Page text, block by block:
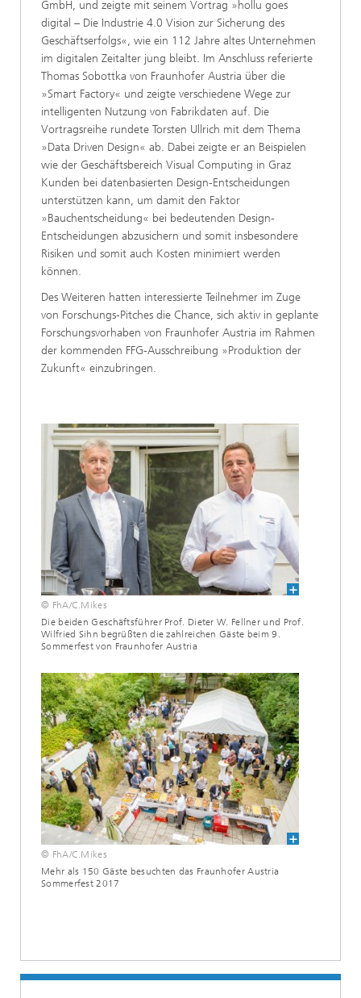
GmbH, und zeigte mit seinem Vortrag »hollu goes
digital – Die Industrie 4.0 Vision zur Sicherung des
Geschäftserfolgs«, wie ein 112 Jahre altes Unternehmen
im digitalen Zeitalter jung bleibt. Im Anschluss referierte
Thomas Sobottka von Fraunhofer Austria über die
»Smart Factory« und zeigte verschiedene Wege zur
intelligenten Nutzung von Fabrikdaten auf. Die
Vortragsreihe rundete Torsten Ullrich mit dem Thema
»Data Driven Design« ab. Dabei zeigte er an Beispielen
wie der Geschäftsbereich Visual Computing in Graz
Kunden bei datenbasierten Design-Entscheidungen
unterstützen kann, um damit den Faktor
»Bauchentscheidung« bei bedeutenden Design-
Entscheidungen abzusichern und somit insbesondere
Risiken und somit auch Kosten minimiert werden
können.
Des Weiteren hatten interessierte Teilnehmer im Zuge
von Forschungs-Pitches die Chance, sich aktiv in geplante
Forschungsvorhaben von Fraunhofer Austria im Rahmen
der kommenden FFG-Ausschreibung »Produktion der
Zukunft« einzubringen.
© FhA/C.Mikes
Die beiden Geschäftsführer Prof. Dieter W. Fellner und Prof.
Wilfried Sihn begrüßten die zahlreichen Gäste beim 9.
Sommerfest von Fraunhofer Austria
© FhA/C.Mikes
Mehr als 150 Gäste besuchten das Fraunhofer Austria
Sommerfest 2017